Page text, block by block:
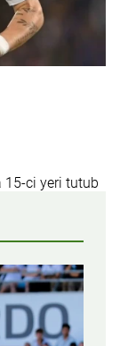
15-ci yeri tutub